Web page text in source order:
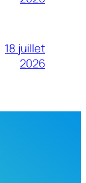
18 juillet
2026